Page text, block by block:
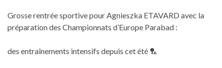
Grosse rentrée sportive pour Agnieszka ETAVARD avec la
préparation des Championnats d’Europe Parabad :
des entraînements intensifs depuis cet été 🏸